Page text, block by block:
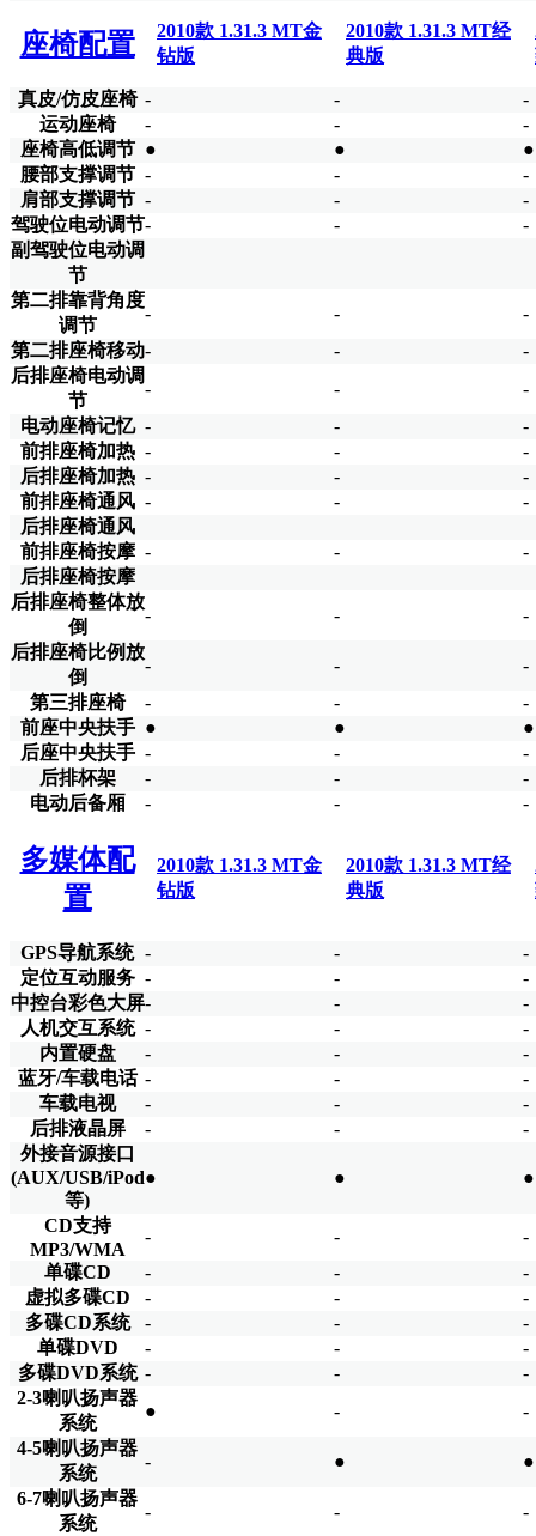
座椅配置
2010款 1.31.3 MT金
钻版
2010款 1.31.3 MT经
典版
真皮/仿皮座椅 - -
-
运动座椅
- -
-
座椅高低调节 ● ●
●
腰部支撑调节 - -
-
肩部支撑调节 - -
-
驾驶位电动调节- -
-
副驾驶位电动调
节
第二排靠背角度
调节
- -
-
第二排座椅移动- -
-
后排座椅电动调
节
- -
-
电动座椅记忆 - -
-
前排座椅加热 - -
-
后排座椅加热 - -
-
前排座椅通风 - -
-
后排座椅通风
前排座椅按摩 - -
-
后排座椅按摩
后排座椅整体放
倒
- -
-
后排座椅比例放
倒
- -
-
第三排座椅
- -
-
前座中央扶手 ● ●
●
后座中央扶手 - -
-
后排杯架
- -
-
电动后备厢
- - -
多媒体配
置
2010款 1.31.3 MT金
钻版
2010款 1.31.3 MT经
典版
GPS导航系统 - -
-
定位互动服务 - -
-
中控台彩色大屏- -
-
人机交互系统 - -
-
内置硬盘
- -
-
蓝牙/车载电话 - -
-
车载电视
- -
-
后排液晶屏
- -
-
外接音源接口
(AUX/USB/iPod
等)
● ● ●
CD支持
MP3/WMA
- -
-
单碟CD
- -
-
虚拟多碟CD
- -
-
多碟CD系统
- -
-
单碟DVD
- -
-
多碟DVD系统 - -
-
2-3喇叭扬声器
系统
● -
-
4-5喇叭扬声器
系统
- ●
●
6-7喇叭扬声器
系统
- -
-